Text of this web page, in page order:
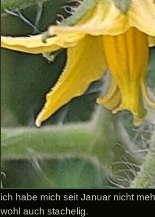
ich habe mich seit Januar nicht
wohl auch stachelig.